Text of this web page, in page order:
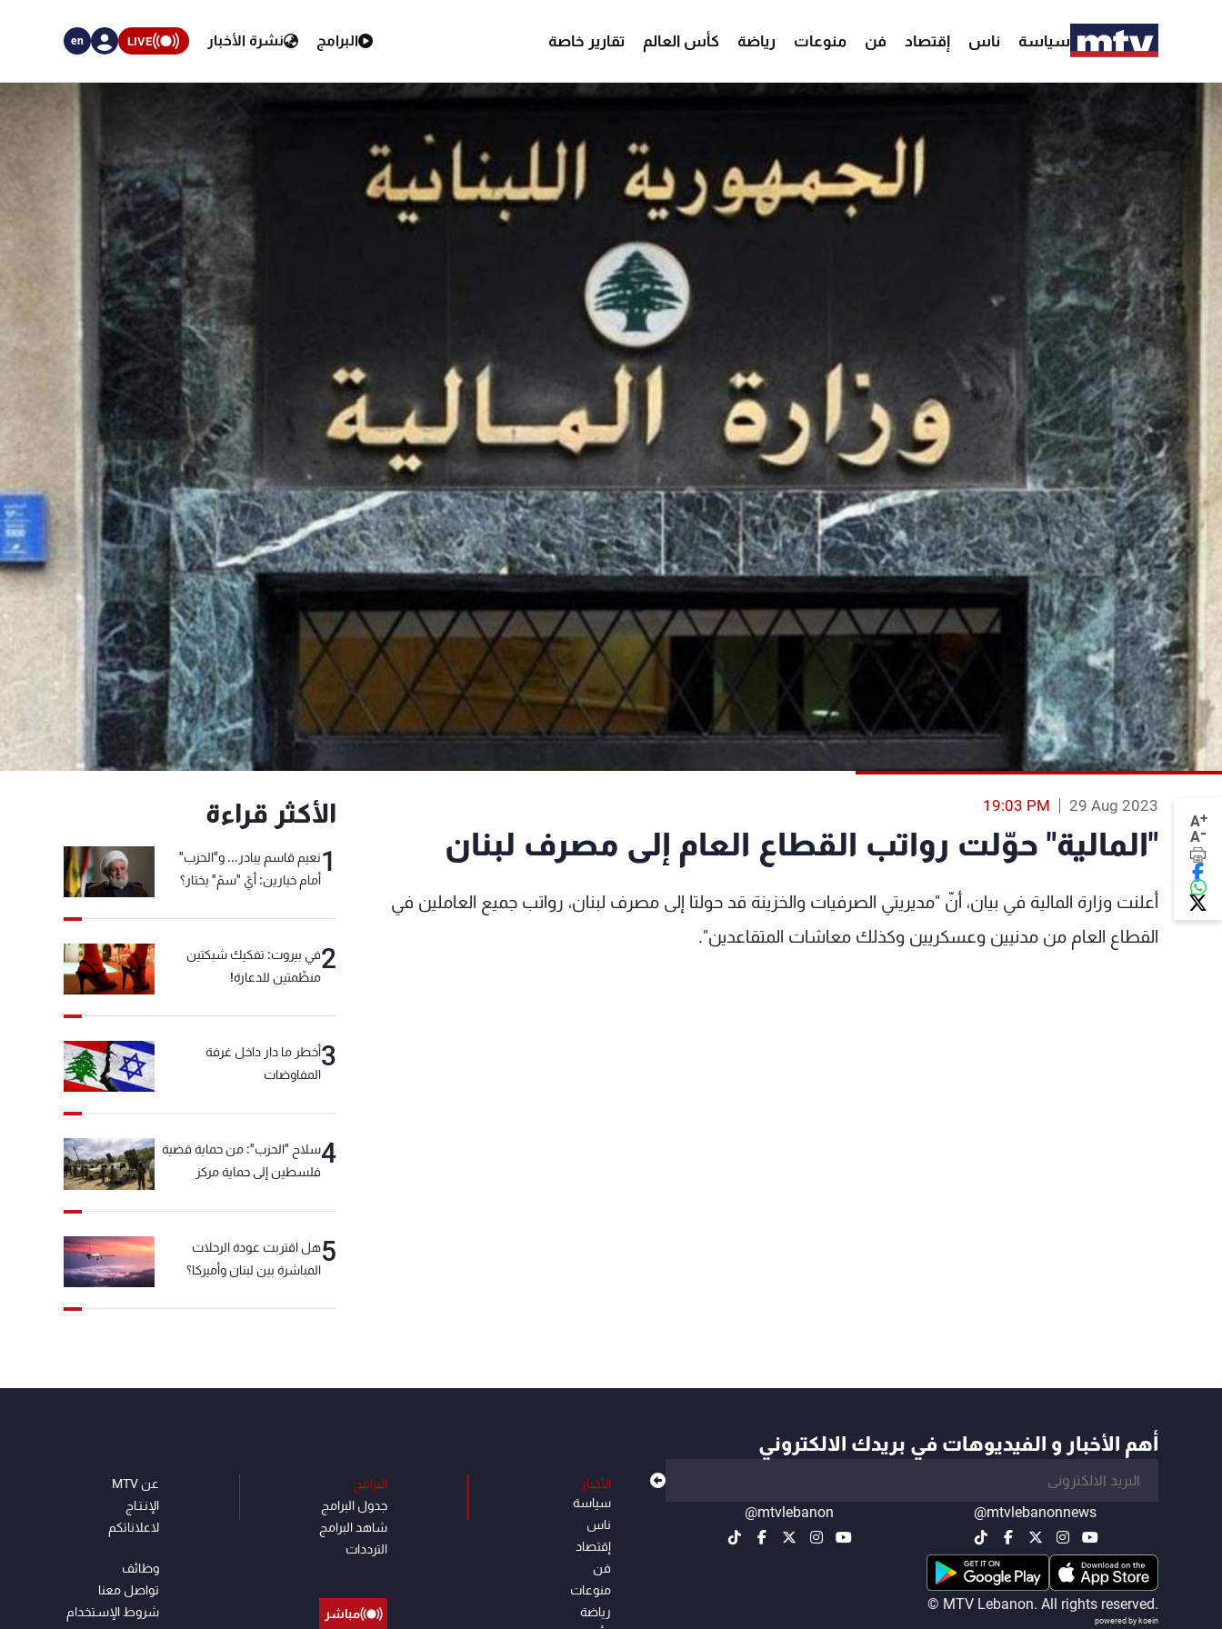
سياسة ناس إقتصاد فن منوعات رياضة كأس العالم تقارير خاصة البرامج نشرة الأخبار LIVE
en
A+
A-
29 Aug 2023
19:03 PM
"المالية" حوّلت رواتب القطاع العام إلى مصرف لبنان
أعلنت وزارة المالية في بيان، أنّ "مديريتي الصرفيات والخزينة قد حولتا إلى مصرف لبنان، رواتب جميع العاملين في
القطاع العام من مدنيين وعسكريين وكذلك معاشات المتقاعدين".
الأكثر قراءة
1نعيم قاسم يبادر... و"الحزب"
أمام خيارين: أيّ "سمّ" يختار؟
2في بيروت: تفكيك شبكتين
منظّمتين للدعارة!
3أخطر ما دار داخل غرفة
المفاوضات
4سلاح "الحزب": من حماية قضية
فلسطين إلى حماية مركز
5هل اقتربت عودة الرحلات
المباشرة بين لبنان وأميركا؟
أهم الأخبار و الفيديوهات في بريدك الالكتروني
@mtvlebanonnews
@mtvlebanon
© MTV Lebanon. All rights reserved.
powered by koein
الأخبار
سياسة
ناس
إقتصاد
فن
منوعات
رياضة
البرامج
جدول البرامج
شاهد البرامج
الترددات
مباشر
عن MTV
الإنـتـاج
لاعلاناتكم
وظائف
تواصل معنا
شروط الإسـتخدام